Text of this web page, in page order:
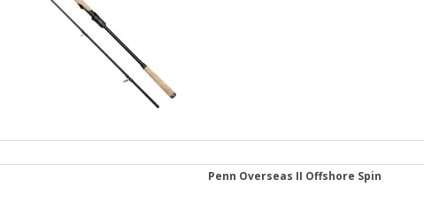
Penn Overseas II Offshore Spin